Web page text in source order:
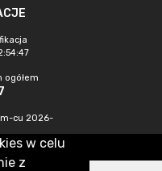
ogółem
cu 2026-
w celu
z